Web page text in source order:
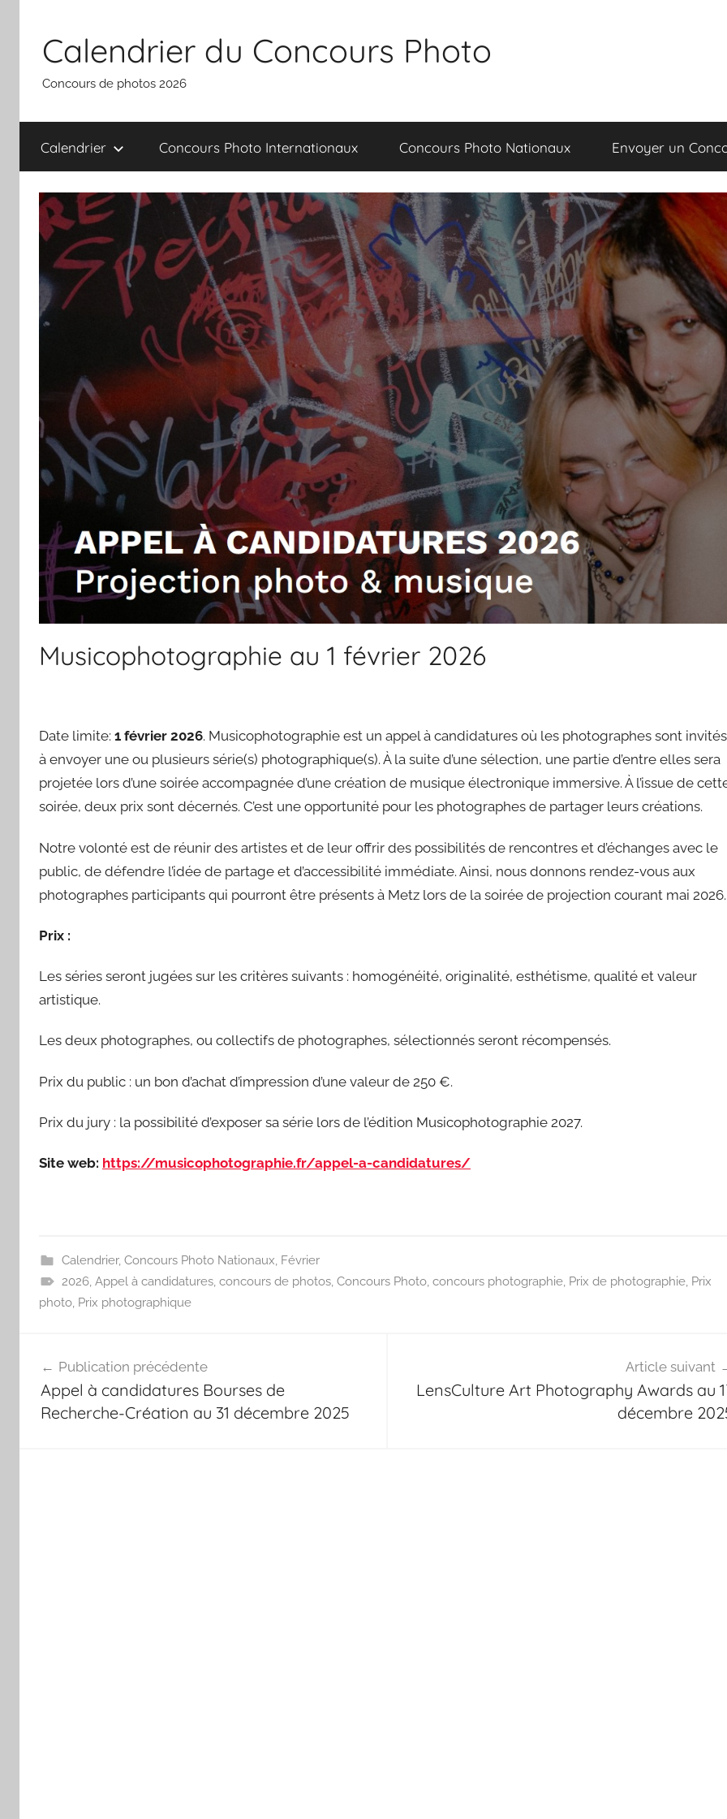
contenu
Calendrier du Concours Photo
Concours de photos 2026
Calendrier Concours Photo Internationaux Concours Photo Nationaux Envoyer un
Musicophotographie au 1 février 2026
Date limite: 1 février 2026. Musicophotographie est un appel à candidatures où les photographes sont invités
à envoyer une ou plusieurs série(s) photographique(s). À la suite d’une sélection, une partie d’entre elles sera
projetée lors d’une soirée accompagnée d’une création de musique électronique immersive. À l’issue de
soirée, deux prix sont décernés. C’est une opportunité pour les photographes de partager leurs créations.
Notre volonté est de réunir des artistes et de leur offrir des possibilités de rencontres et d’échanges avec le
public, de défendre l’idée de partage et d’accessibilité immédiate. Ainsi, nous donnons rendez-vous aux
photographes participants qui pourront être présents à Metz lors de la soirée de projection courant mai 2026.
Prix :
Les séries seront jugées sur les critères suivants : homogénéité, originalité, esthétisme, qualité et valeur
artistique.
Les deux photographes, ou collectifs de photographes, sélectionnés seront récompensés.
Prix du public : un bon d’achat d’impression d’une valeur de 250 €.
Prix du jury : la possibilité d’exposer sa série lors de l’édition Musicophotographie 2027.
Site web: https://musicophotographie.fr/appel-a-candidatures/
Calendrier, Concours Photo Nationaux, Février
2026, Appel à candidatures, concours de photos, Concours Photo, concours photographie, Prix de photographie, Prix
photo, Prix photographique
de
l’article
Publication précédente
Appel à candidatures Bourses de
Recherche-Création au 31 décembre 2025
Article suivant
LensCulture Art Photography Awards au
décembre